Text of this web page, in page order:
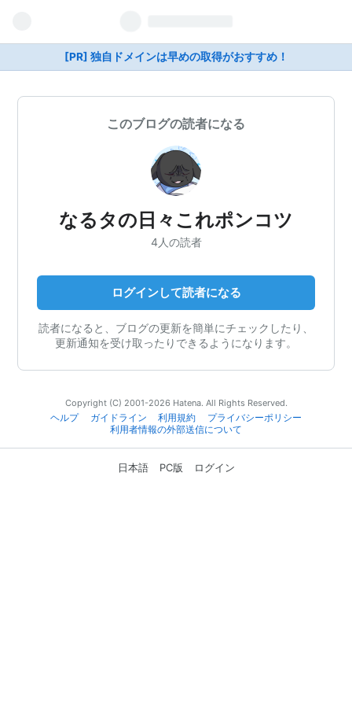
[PR] 独自ドメインは早めの取得がおすすめ！
このブログの読者になる
なるタの日々これポンコツ
4人の読者
ログインして読者になる
読者になると、ブログの更新を簡単にチェックしたり、
更新通知を受け取ったりできるようになります。
Copyright (C) 2001-2026 Hatena. All Rights Reserved.
ヘルプ
ガイドライン 利用規約
プライバシーポリシー
利用者情報の外部送信について
日本語 PC版 ログイン